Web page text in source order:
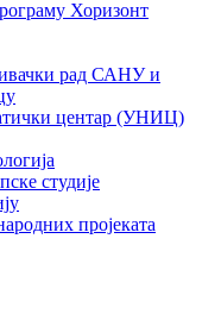
Хоризонт
рад САНУ и
центар (УНИЦ)
студије
пројеката